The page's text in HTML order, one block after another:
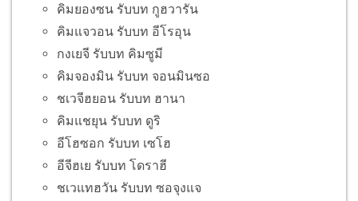
คิมยองซน รับบท กูฮวารัน
คิมแจวอน รับบท อีโรอุน
กงเยจี รับบท คิมซูมี
คิมจองมิน รับบท จอนมินซอ
ชเวจีฮยอน รับบท ฮานา
คิมแชยุน รับบท ดูริ
อีโฮซอก รับบท เซโฮ
อีจีฮเย รับบท โดราฮี
ชเวแทฮวัน รับบท ซอจุงแจ